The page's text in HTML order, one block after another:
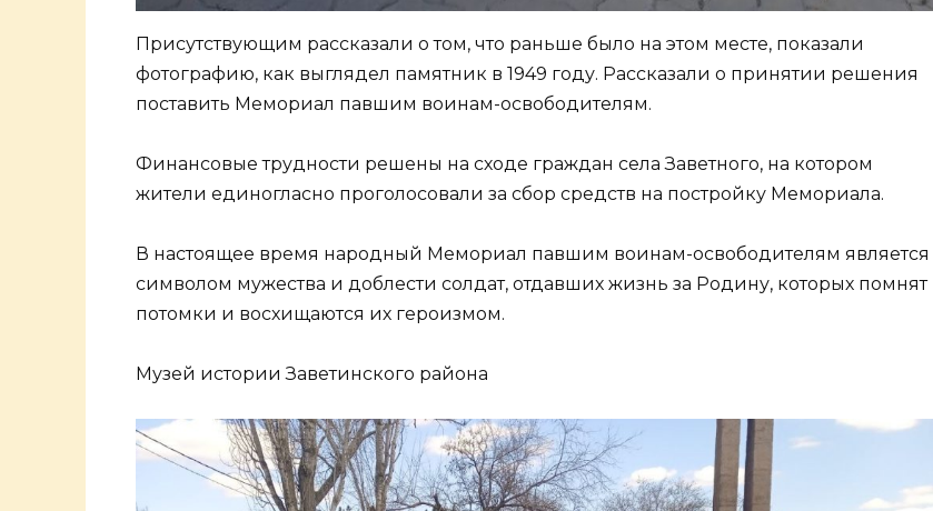
Присутствующим рассказали о том, что раньше было на этом месте, показали
фотографию, как выглядел памятник в 1949 году. Рассказали о принятии решения
поставить Мемориал павшим воинам-освободителям.
Финансовые трудности решены на сходе граждан села Заветного, на котором
жители единогласно проголосовали за сбор средств на постройку Мемориала.
В настоящее время народный Мемориал павшим воинам-освободителям является
символом мужества и доблести солдат, отдавших жизнь за Родину, которых помнят
потомки и восхищаются их героизмом.
Музей истории Заветинского района